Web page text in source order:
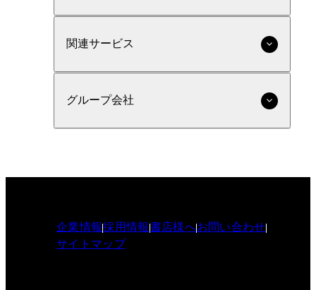
関連サービス
グループ会社
企業情報採用情報書店様へお問い合わせ
サイトマップ